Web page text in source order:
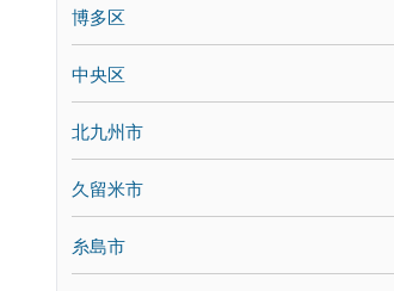
博多区
中央区
北九州市
久留米市
糸島市